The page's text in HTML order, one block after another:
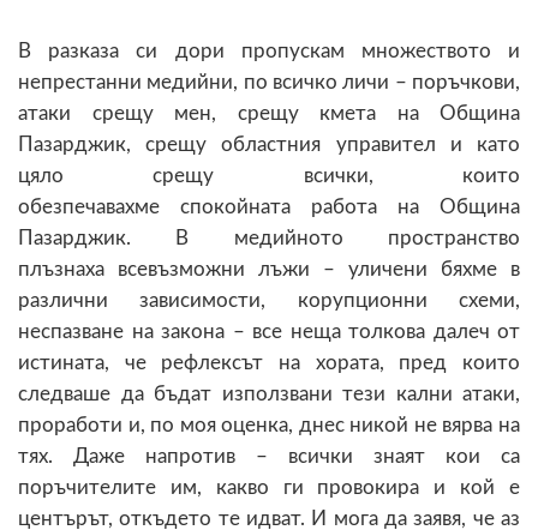
В разказа си дори пропускам множеството и
непрестанни медийни, по всичко личи – поръчкови,
атаки срещу мен, срещу кмета на Община
Пазарджик, срещу областния управител и като
цяло срещу всички, които
обезпечавахме спокойната работа на Община
Пазарджик. В медийното пространство
плъзнаха всевъзможни лъжи – уличени бяхме в
различни зависимости, корупционни схеми,
неспазване на закона – все неща толкова далеч от
истината, че рефлексът на хората, пред които
следваше да бъдат използвани тези кални атаки,
проработи и, по моя оценка, днес никой не вярва на
тях. Даже напротив – всички знаят кои са
поръчителите им, какво ги провокира и кой е
центърът, откъдето те идват. И мога да заявя, че аз